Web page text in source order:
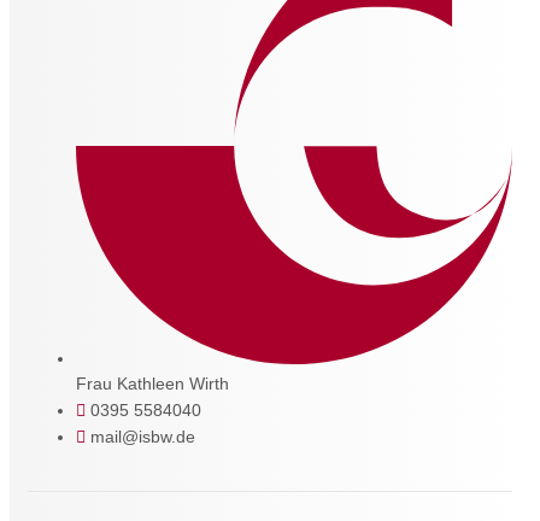
Frau Kathleen Wirth
0395 5584040
mail@isbw.de